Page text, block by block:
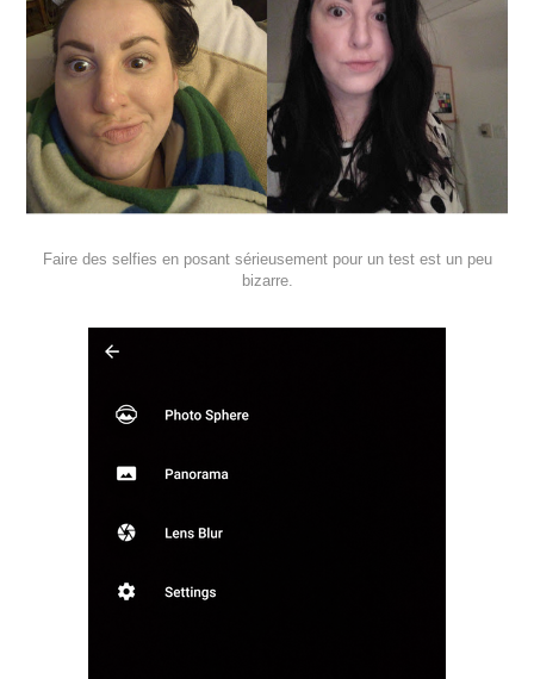
Faire des selfies en posant sérieusement pour un test est un peu
bizarre.